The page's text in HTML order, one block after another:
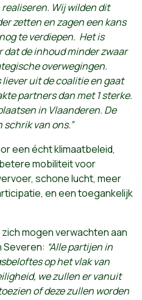
Wij wilden dit
zetten en zagen een kans
te verdiepen. Het is
dat de inhoud minder zwaar
overwegingen.
uit de coalitie en gaat
partners dan met 1 sterke.
in Vlaanderen. De
van ons.”
een écht klimaatbeleid,
mobiliteit voor
schone lucht, meer
en een toegankelijk
mogen verwachten aan
Severen: “Alle partijen in
op het vlak van
we zullen er vanuit
of deze zullen worden